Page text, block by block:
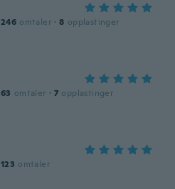
246 omtaler · 8 opplastinger
63 omtaler · 7 opplastinger
123 omtaler